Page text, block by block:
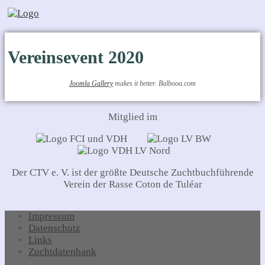
Vereinsevent 2020
Joomla Gallerymakes it better. Balbooa.com
Mitglied im
Der CTV e. V. ist der größte Deutsche Zuchtbuchführende
Verein der Rasse Coton de Tuléar
Impressum
Datenschutz
Links
Zuchtdatenbank